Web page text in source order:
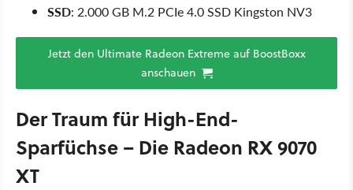
SSD: 2.000 GB M.2 PCIe 4.0 SSD Kingston NV3
Jetzt den Ultimate Radeon Extreme auf BoostBoxx
anschauen
Der Traum für High-End-
Sparfüchse – Die Radeon RX 9070
XT